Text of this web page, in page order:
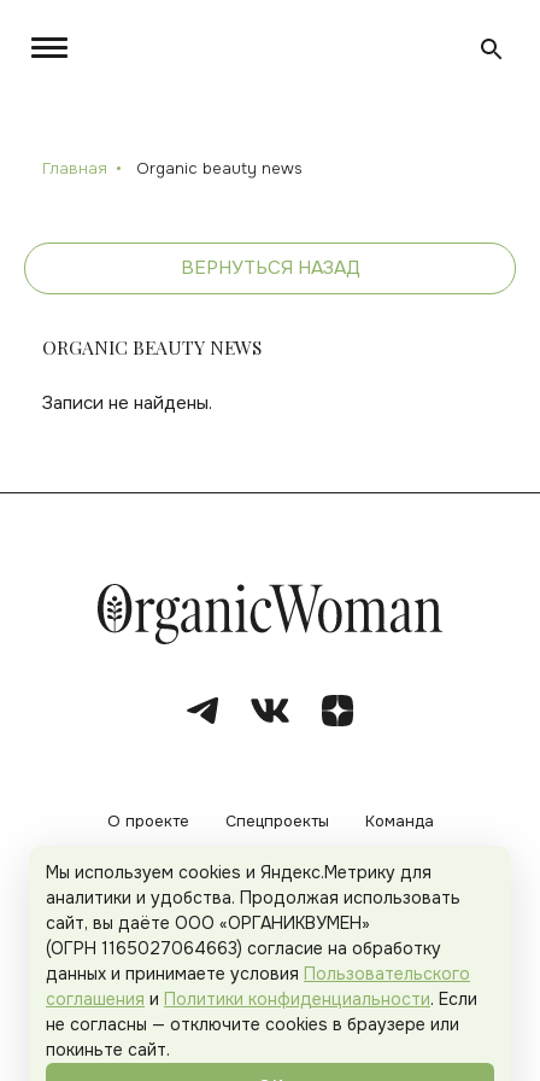
Главная Organic beauty news
ВЕРНУТЬСЯ НАЗАД
ORGANIC BEAUTY NEWS
Записи не найдены.
О проекте Спецпроекты Команда
Рекламодателям Политика конфиденциальности
Пользовательское соглашение
Organicwoman.ru . Все права защищены.
Мы используем cookies и Яндекс.Метрику для
аналитики и удобства. Продолжая использовать
сайт, вы даёте ООО «ОРГАНИКВУМЕН»
(ОГРН 1165027064663) согласие на обработку
данных и принимаете условия Пользовательского
соглашения и Политики конфиденциальности. Если
не согласны — отключите cookies в браузере или
покиньте сайт.